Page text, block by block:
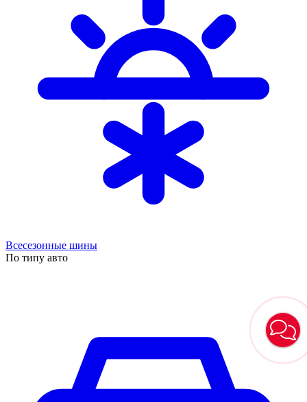
Всесезонные шины
По типу авто